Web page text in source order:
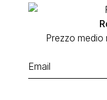
Prezzo medio